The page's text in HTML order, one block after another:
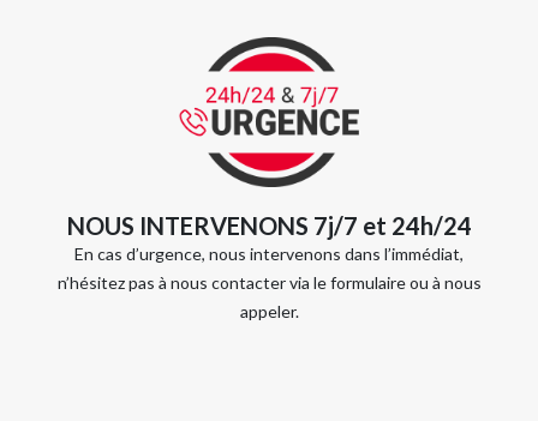
NOUS INTERVENONS 7j/7 et 24h/24
En cas d’urgence, nous intervenons dans l’immédiat,
n’hésitez pas à nous contacter via le formulaire ou à nous
appeler.